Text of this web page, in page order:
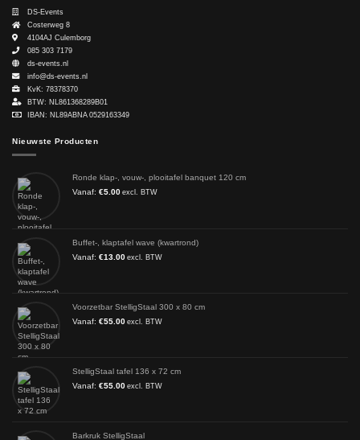
DS-Events
Costerweg 8
4104AJ Culemborg
085 303 7179
ds-events.nl
info@ds-events.nl
KvK: 78378370
BTW: NL861368289B01
IBAN: NL89ABNA 0529163349
Nieuwste Producten
Ronde klap-, vouw-, plooitafel banquet 120 cm
Vanaf: €5.00 excl. BTW
Buffet-, klaptafel wave (kwartrond)
Vanaf: €13.00 excl. BTW
Voorzetbar StelligStaal 300 x 80 cm
Vanaf: €55.00 excl. BTW
StelligStaal tafel 136 x 72 cm
Vanaf: €55.00 excl. BTW
Barkruk StelligStaal